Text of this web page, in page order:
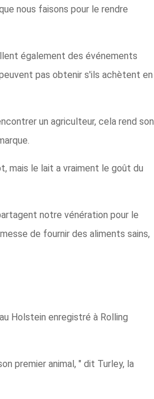
nous faisons pour le rendre
également des événements
pas obtenir s'ils achètent en
un agriculteur, cela rend son
mais le lait a vraiment le goût du
notre vénération pour le
de fournir des aliments sains,
Holstein enregistré à Rolling
premier animal, " dit Turley, la